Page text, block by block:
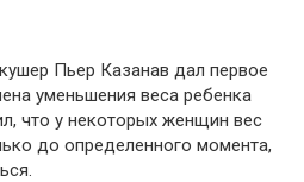
Пьер Казанав дал первое
уменьшения веса ребенка
что у некоторых женщин вес
до определенного момента,